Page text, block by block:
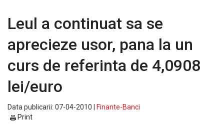
Leul a continuat sa se
aprecieze usor, pana la un
curs de referinta de 4,0908
lei/euro
Data publicarii: 07-04-2010 |
Finante-Banci
Print